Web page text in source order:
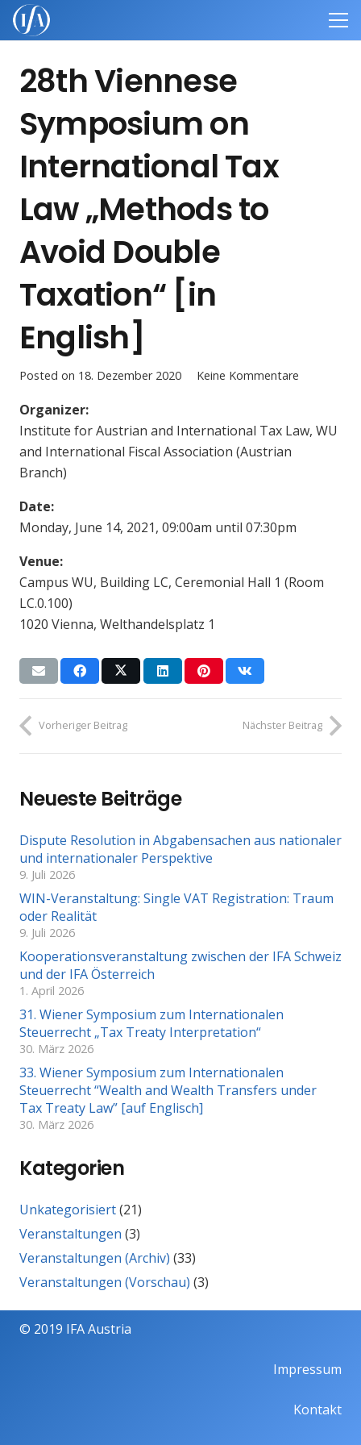
28th Viennese
Symposium on
International Tax
Law „Methods to
Avoid Double
Taxation“ [in
English]
Posted on 18. Dezember 2020 Keine Kommentare
Organizer:
Institute for Austrian and International Tax Law, WU
and International Fiscal Association (Austrian
Branch)
Date:
Monday, June 14, 2021, 09:00am until 07:30pm
Venue:
Campus WU, Building LC, Ceremonial Hall 1 (Room
LC.0.100)
1020 Vienna, Welthandelsplatz 1
Vorheriger Beitrag Nächster Beitrag
Neueste Beiträge
Dispute Resolution in Abgabensachen aus nationaler
und internationaler Perspektive
9. Juli 2026
WIN-Veranstaltung: Single VAT Registration: Traum
oder Realität
9. Juli 2026
Kooperationsveranstaltung zwischen der IFA Schweiz
und der IFA Österreich
1. April 2026
31. Wiener Symposium zum Internationalen
Steuerrecht „Tax Treaty Interpretation“
30. März 2026
33. Wiener Symposium zum Internationalen
Steuerrecht “Wealth and Wealth Transfers under
Tax Treaty Law” [auf Englisch]
30. März 2026
Kategorien
Unkategorisiert(21)
Veranstaltungen (3)
Veranstaltungen (Archiv) (33)
Veranstaltungen (Vorschau) (3)
© 2019 IFA Austria
Impressum
Kontakt